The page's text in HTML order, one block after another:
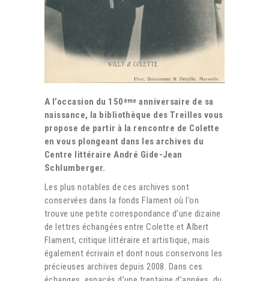
A l’occasion du 150 ème anniversaire de sa
naissance, la bibliothèque des Treilles vous
propose de partir à la rencontre de Colette
en vous plongeant dans les archives du
Centre littéraire André Gide-Jean
Schlumberger.
Les plus notables de ces archives sont
conservées dans la fonds Flament où l’on
trouve une petite correspondance d’une dizaine
de lettres échangées entre Colette et Albert
Flament, critique littéraire et artistique, mais
également écrivain et dont nous conservons les
précieuses archives depuis 2008. Dans ces